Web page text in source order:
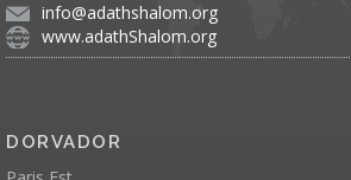
info@adathshalom.org
www.adathShalom.org
DORVADOR